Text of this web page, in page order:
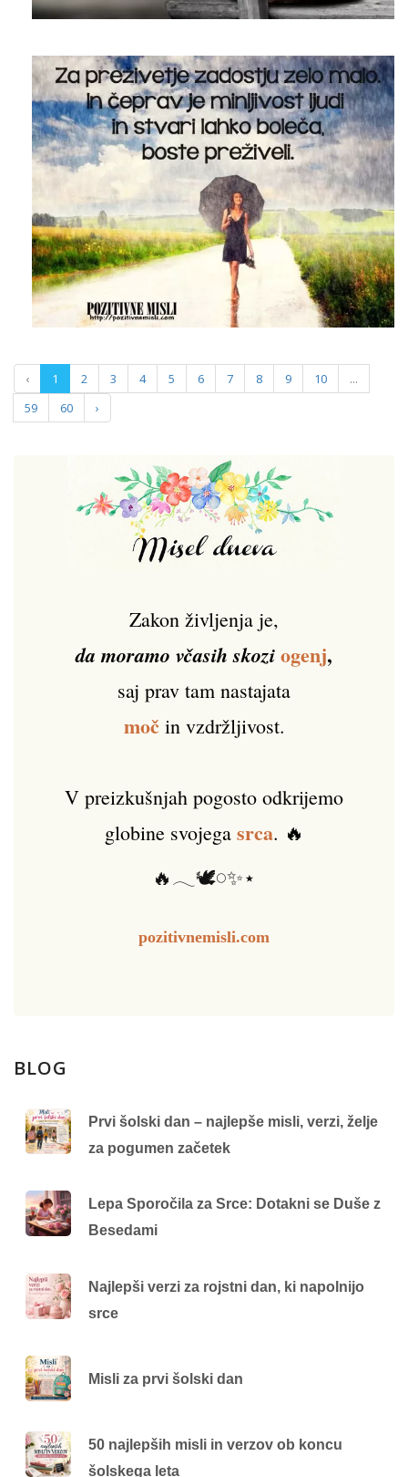
‹ 1 2 3 4 5 6 7 8 9 10
...
59
60 ›
Zakon življenja je,
da moramo včasih skoziogenj,
saj prav tam nastajata
močin vzdržljivost.
V preizkušnjah pogosto odkrijemo
globine svojega srca. 🔥
🔥𓂃🕊️𓏸✨⋆
pozitivnemisli.com
BLOG
Prvi šolski dan – najlepše misli, verzi, želje
za pogumen začetek
Lepa Sporočila za Srce: Dotakni se Duše z
Besedami
Najlepši verzi za rojstni dan, ki napolnijo
srce
Misli za prvi šolski dan
50 najlepših misli in verzov ob koncu
šolskega leta